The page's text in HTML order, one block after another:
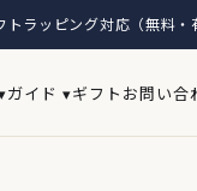
トラッピング対応（無料・
ガイド ▾ギフト お問い合